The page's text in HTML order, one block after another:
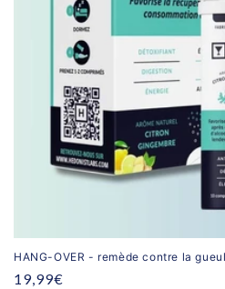
HANG-OVER - remède contre la
Prix
19,99€